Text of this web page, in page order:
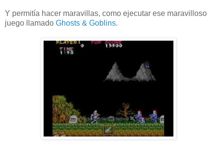
Y permitía hacer maravillas, como ejecutar ese maravilloso
juego llamado Ghosts & Goblins.